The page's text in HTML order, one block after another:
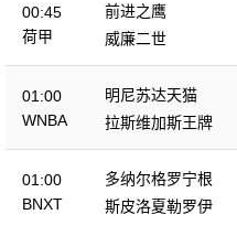
00:45
荷甲
前进之鹰
威廉二世
01:00
WNBA
明尼苏达天猫
拉斯维加斯王牌
01:00
BNXT
多纳尔格罗宁根
斯皮洛夏勒罗伊